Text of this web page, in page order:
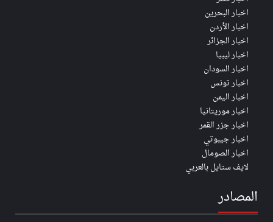
اخبار البحرين
اخبار الأردن
اخبار الجزائر
اخبار ليبيا
اخبار السودان
اخبار تونس
اخبار اليمن
اخبار موريتانيا
اخبار جزر القمر
اخبار جيبوتي
اخبار الصومال
لايف ستايل بالعربي
المصادر